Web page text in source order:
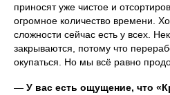
приносят уже чистое и
огромное количество времени.
сложности сейчас есть у всех.
закрываются, потому что
окупаться. Но мы всё равно
— У вас есть ощущение, что